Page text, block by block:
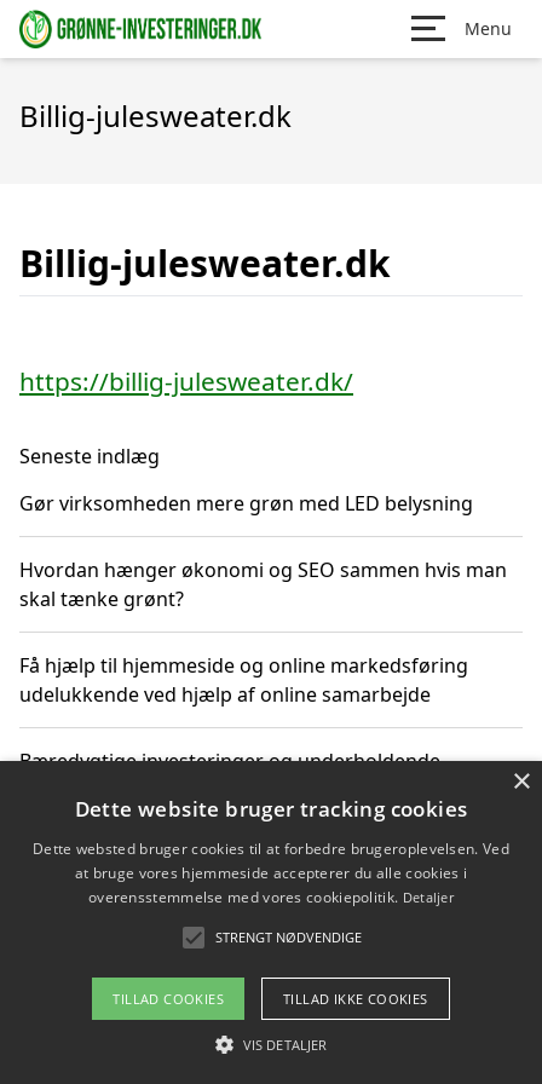
Menu
Billig-julesweater.dk
Billig-julesweater.dk
https://billig-julesweater.dk/
Seneste indlæg
Gør virksomheden mere grøn med LED belysning
Hvordan hænger økonomi og SEO sammen hvis man
skal tænke grønt?
Få hjælp til hjemmeside og online markedsføring
udelukkende ved hjælp af online samarbejde
Bæredygtige investeringer og underholdende
Sådan kan online møder for virksomheder fremme
grønne investeringer
Copyright 2026 - Pilanto Aps
Om / kontakt
×
Dette website bruger tracking cookies
Dette websted bruger cookies til at forbedre brugeroplevelsen. Ved
at bruge vores hjemmeside accepterer du alle cookies i
overensstemmelse med vores cookiepolitik. Detaljer
STRENGT NØDVENDIGE
TILLAD COOKIES TILLAD IKKE COOKIES
VIS DETALJER